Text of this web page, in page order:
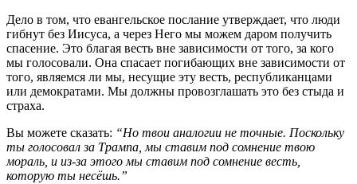
Дело в том, что евангельское послание утверждает, что люди
гибнут без Иисуса, а через Него мы можем даром получить
спасение. Это благая весть вне зависимости от того, за кого
мы голосовали. Она спасает погибающих вне зависимости от
того, являемся ли мы, несущие эту весть, республиканцами
или демократами. Мы должны провозглашать это без стыда и
страха.
Вы можете сказать: “Но твои аналогии не точные. Поскольку
ты голосовал за Трампа, мы ставим под сомнение твою
мораль, и из-за этого мы ставим под сомнение весть,
которую ты несёшь.”